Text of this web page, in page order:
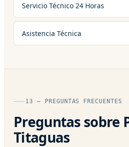
Servicio Técnico 24 Horas
Asistencia Técnica
13 — PREGUNTAS FRECUENTES
Preguntas sobre
Titaguas